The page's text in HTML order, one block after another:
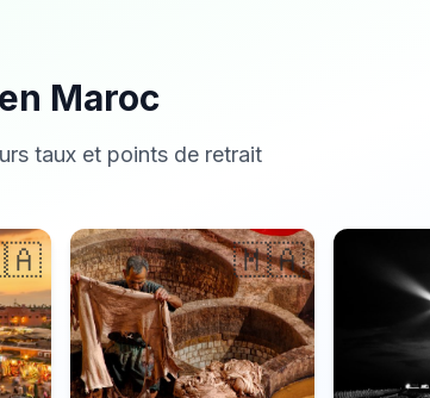
Maroc
taux et points de retrait
🇲🇦